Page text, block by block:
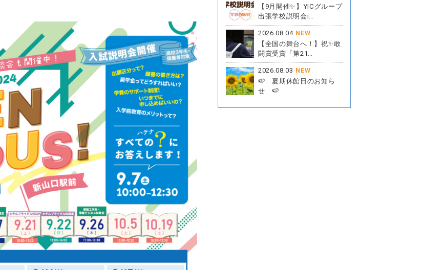
【9月開催✨】YICグループ
出張学校説明会i…
2026.08.04 NEW
【全国の舞台へ！】祝✨敢
闘賞受賞「第21…
2026.08.03 NEW
🍉 夏期休館日のお知ら
せ 🍉